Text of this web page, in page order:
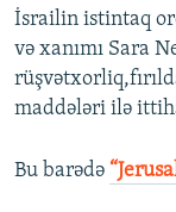
XƏBƏR
İsrailin istintaq
və xanımı Sara
maddələri ilə
Bu barədə